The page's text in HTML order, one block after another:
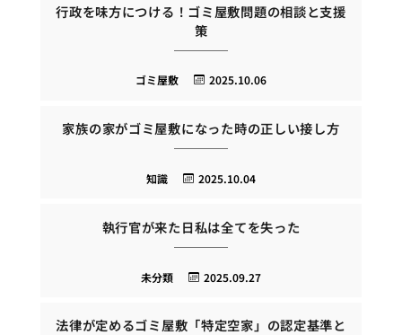
行政を味方につける！ゴミ屋敷問題の相談と支援
策
2025.10.06
ゴミ屋敷
家族の家がゴミ屋敷になった時の正しい接し方
2025.10.04
知識
執行官が来た日私は全てを失った
2025.09.27
未分類
法律が定めるゴミ屋敷「特定空家」の認定基準と